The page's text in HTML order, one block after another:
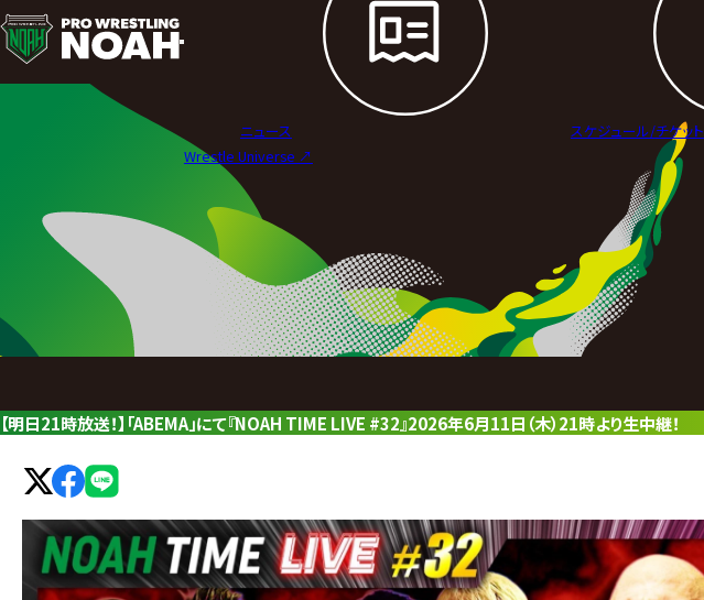
ニ
ュ
レ
ス
リ
グ・
ニュース スケジュール/チケット
Wrestle Universe ↗︎
【明日21時放送！】「ABEMA」にて『NOAH TIME LIVE #32』2026年6月11日（木）21時より生中継！